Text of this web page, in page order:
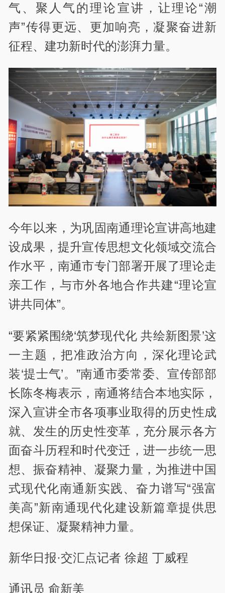
气、聚人气的理论宣讲，让理论“潮
声”传得更远、更加响亮，凝聚奋进新
征程、建功新时代的澎湃力量。
今年以来，为巩固南通理论宣讲高地建
设成果，提升宣传思想文化领域交流合
作水平，南通市专门部署开展了理论走
亲工作，与市外各地合作共建“理论宣
讲共同体”。
“要紧紧围绕‘筑梦现代化 共绘新图景’这
一主题，把准政治方向，深化理论武
装‘提士气’。”南通市委常委、宣传部部
长陈冬梅表示，南通将结合本地实际，
深入宣讲全市各项事业取得的历史性成
就、发生的历史性变革，充分展示各方
面奋斗历程和时代变迁，进一步统一思
想、振奋精神、凝聚力量，为推进中国
式现代化南通新实践、奋力谱写“强富
美高”新南通现代化建设新篇章提供思
想保证、凝聚精神力量。
新华日报·交汇点记者 徐超 丁威程
通讯员 俞新美